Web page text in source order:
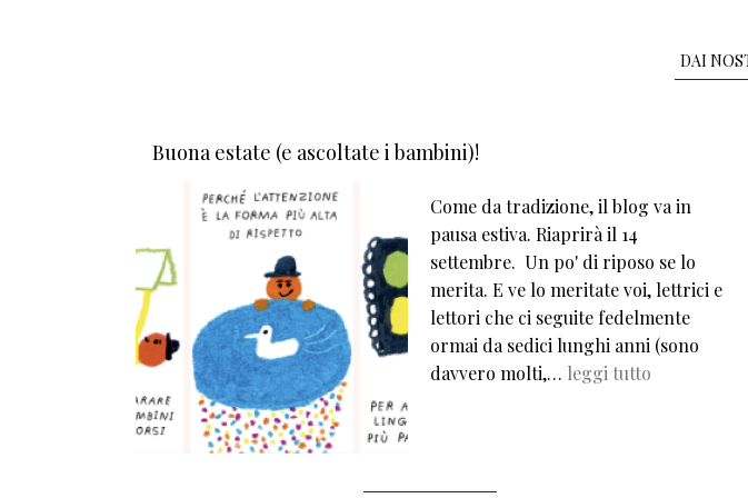
DAI
Buona estate (e ascoltate i bambini)!
Come da tradizione, il blog va in
pausa estiva. Riaprirà il 14
settembre. Un po' di riposo se lo
merita. E ve lo meritate voi, lettrici e
lettori che ci seguite fedelmente
ormai da sedici lunghi anni (sono
davvero molti,… leggi tutto